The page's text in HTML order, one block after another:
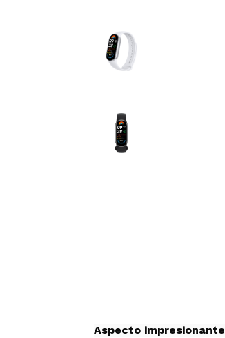
Aspecto impresionante